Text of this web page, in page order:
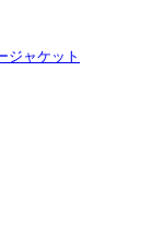
ジャケット